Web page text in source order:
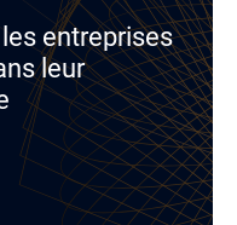
entreprises
leur